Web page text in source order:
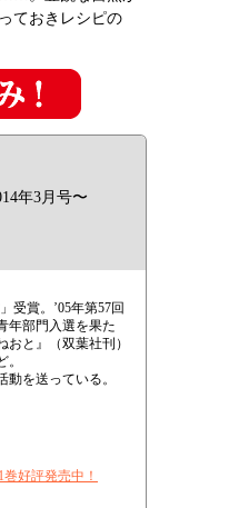
ておきレシピの
年3月号〜
受賞。’05年第57回
年部門入選を果た
おと』（双葉社刊）
を送っている。
好評発売中！